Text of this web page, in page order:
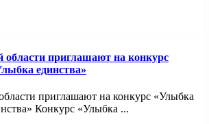
приглашают на конкурс
единства»
приглашают на конкурс «Улыбка
Конкурс «Улыбка ...